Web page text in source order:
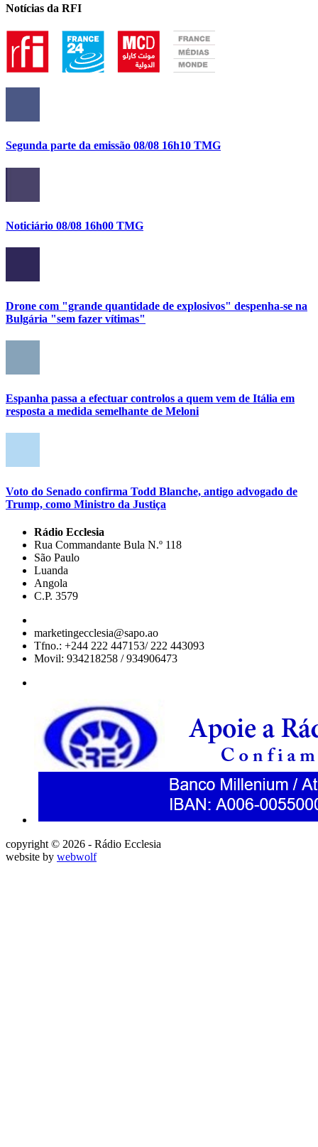
Notícias da RFI
Segunda parte da emissão 08/08 16h10 TMG
Noticiário 08/08 16h00 TMG
Drone com "grande quantidade de explosivos" despenha-se na
Bulgária "sem fazer vítimas"
Espanha passa a efectuar controlos a quem vem de Itália em
resposta a medida semelhante de Meloni
Voto do Senado confirma Todd Blanche, antigo advogado de
Trump, como Ministro da Justiça
Rádio Ecclesia
Rua Commandante Bula N.º 118
São Paulo
Luanda
Angola
C.P. 3579
marketingecclesia@sapo.ao
Tfno.: +244 222 447153/ 222 443093
Movil: 934218258 / 934906473
copyright © 2026 - Rádio Ecclesia
website by webwolf